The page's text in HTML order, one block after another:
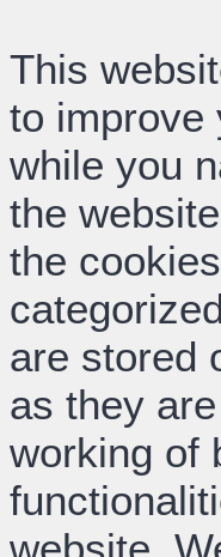
This
to improve
while you
the
the
are stored
as they
working of